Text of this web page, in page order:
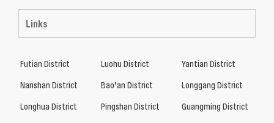
Links
Futian District Luohu District
Yantian District
Nanshan District
Bao’an District
Longgang District
Longhua District
Pingshan District
Guangming District